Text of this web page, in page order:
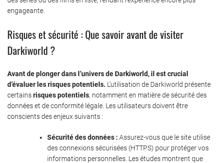
engageante.
Risques et sécurité : Que savoir avant de visiter
Darkiworld ?
Avant de plonger dans l’univers de Darkiworld, il est crucial
d’évaluer les risques potentiels. L’utilisation de Darkiworld présente
certainsrisques potentiels, notamment en matière de sécurité des
données et de conformité légale. Les utilisateurs doivent être
conscients des enjeux suivants :
Sécurité des données : Assurez-vous que le site utilise
des connexions sécurisées (HTTPS) pour protéger vos
informations personnelles. Les études montrent que